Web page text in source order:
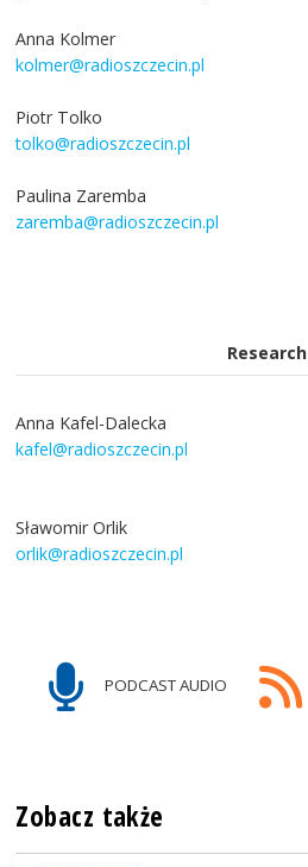
Anna Kolmer
kolmer@radioszczecin.pl
Piotr Tolko
tolko@radioszczecin.pl
Paulina Zaremba
zaremba@radioszczecin.pl
Research
Anna Kafel-Dalecka
kafel@radioszczecin.pl
Sławomir Orlik
orlik@radioszczecin.pl
PODCAST AUDIO
Zobacz także